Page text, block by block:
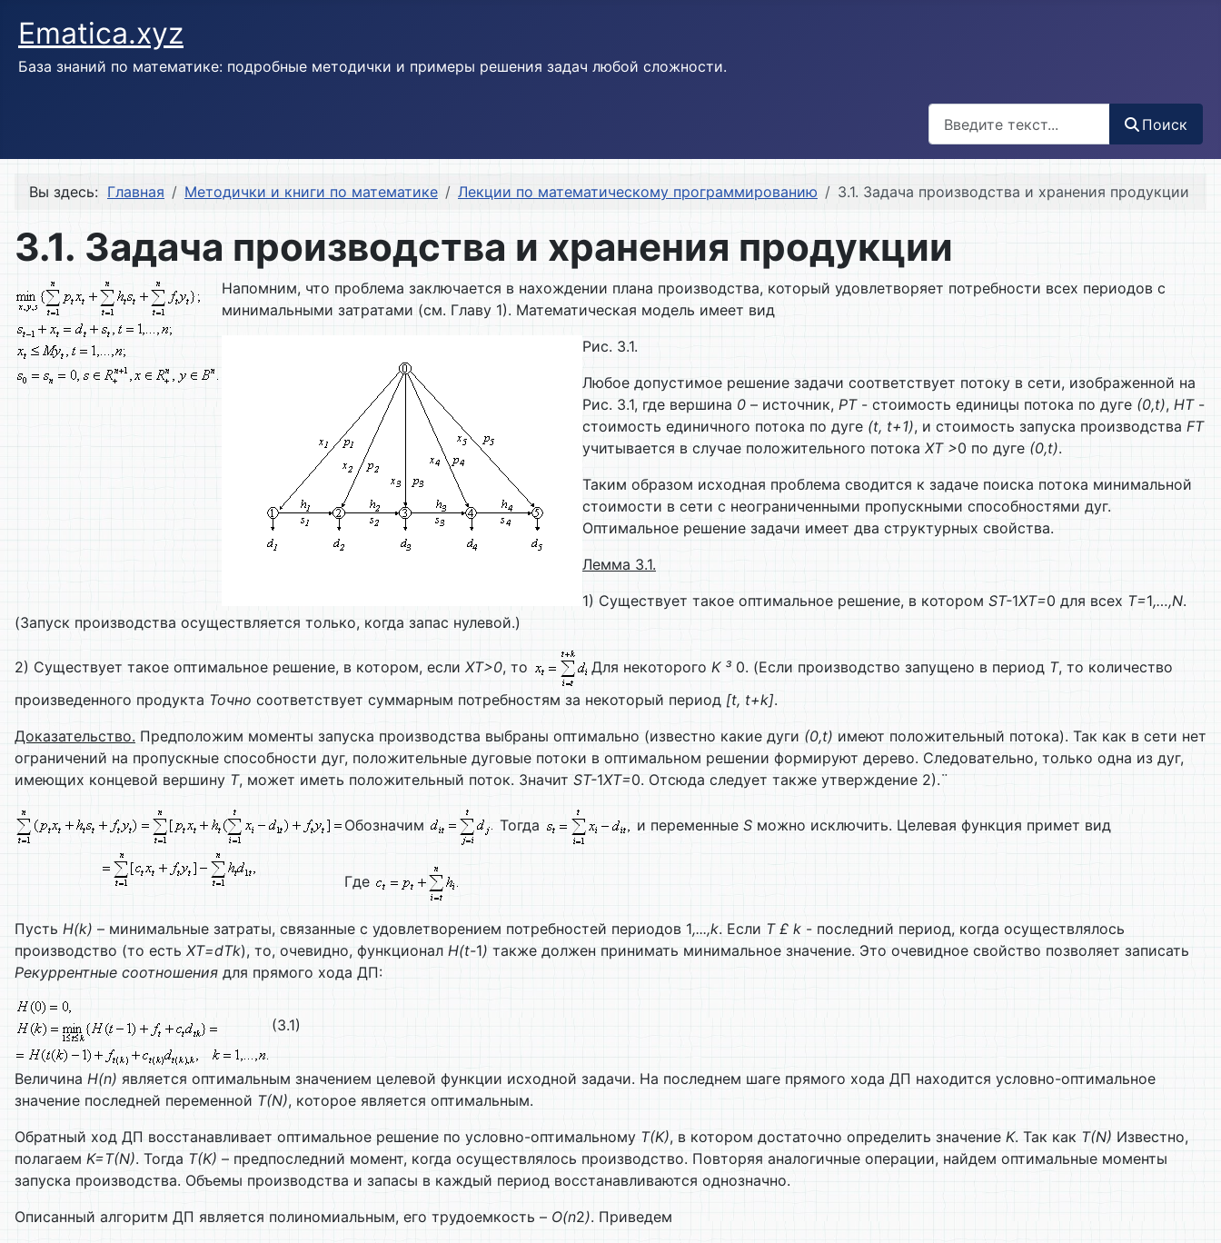
Ematica.xyz
База знаний по математике: подробные методички и примеры решения задач любой сложности.
Поиск
Вы здесь: Главная Методички и книги по математике Лекции по математическому программированию 3.1. Задача производства и хранения продукции
3.1. Задача производства и хранения продукции
Напомним, что проблема заключается в нахождении плана производства, который удовлетворяет потребности всех периодов с
минимальными затратами (см. Главу 1). Математическая модель имеет вид
Рис. 3.1.
Любое допустимое решение задачи соответствует потоку в сети, изображенной на
Рис. 3.1, где вершина 0 – источник, PT- стоимость единицы потока по дуге (0,t), HT-
стоимость единичного потока по дуге (t, t+1), и стоимость запуска производства FT
учитывается в случае положительного потока XT >0 по дуге (0,t).
Таким образом исходная проблема сводится к задаче поиска потока минимальной
стоимости в сети с неограниченными пропускными способностями дуг.
Оптимальное решение задачи имеет два структурных свойства.
Лемма 3.1.
1) Существует такое оптимальное решение, в котором ST-1XT=0 для всех T=1,…,N.
(Запуск производства осуществляется только, когда запас нулевой.)
2) Существует такое оптимальное решение, в котором, если XT>0, то Для некоторого K ³ 0. (Если производство запущено в период T, то количество
произведенного продукта Точно соответствует суммарным потребностям за некоторый период [t, t+k].
Доказательство. Предположим моменты запуска производства выбраны оптимально (известно какие дуги (0,t) имеют положительный потока). Так как в сети нет
ограничений на пропускные способности дуг, положительные дуговые потоки в оптимальном решении формируют дерево. Следовательно, только одна из дуг,
имеющих концевой вершину T, может иметь положительный поток. Значит ST-1XT=0. Отсюда следует также утверждение 2).¨
Обозначим Тогда и переменные S можно исключить. Целевая функция примет вид
Где
Пусть H(k) – минимальные затраты, связанные с удовлетворением потребностей периодов 1,...,k. Если T £ k - последний период, когда осуществлялось
производство (то есть XT=dTk), то, очевидно, функционал H(t-1) также должен принимать минимальное значение. Это очевидное свойство позволяет записать
Рекуррентные соотношения для прямого хода ДП:
(3.1)
Величина H(n) является оптимальным значением целевой функции исходной задачи. На последнем шаге прямого хода ДП находится условно-оптимальное
значение последней переменной T(N), которое является оптимальным.
Обратный ход ДП восстанавливает оптимальное решение по условно-оптимальному T(K), в котором достаточно определить значение K. Так как T(N) Известно,
полагаем K=T(N). Тогда T(K) – предпоследний момент, когда осуществлялось производство. Повторяя аналогичные операции, найдем оптимальные моменты
запуска производства. Объемы производства и запасы в каждый период восстанавливаются однозначно.
Описанный алгоритм ДП является полиномиальным, его трудоемкость – O(n2). Приведем